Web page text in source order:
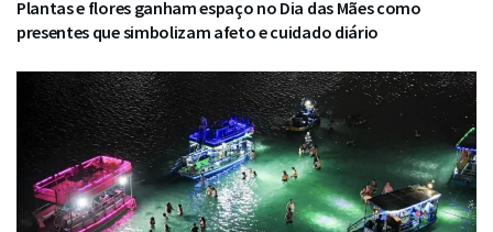
Plantas e flores ganham espaço no Dia das Mães como
presentes que simbolizam afeto e cuidado diário